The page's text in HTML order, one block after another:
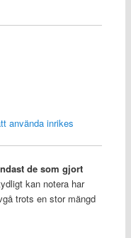
använda inrikes
de som gjort
kan notera har
trots en stor mängd